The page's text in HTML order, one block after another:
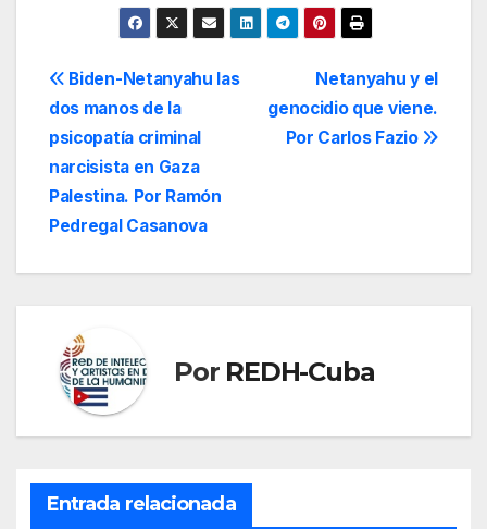
Navegación
de
entradas
Netanyahu y el
genocidio que viene.
Por Carlos Fazio
Biden-Netanyahu las
dos manos de la
psicopatía criminal
narcisista en Gaza
Palestina. Por Ramón
Pedregal Casanova
Por REDH-Cuba
Entrada relacionada